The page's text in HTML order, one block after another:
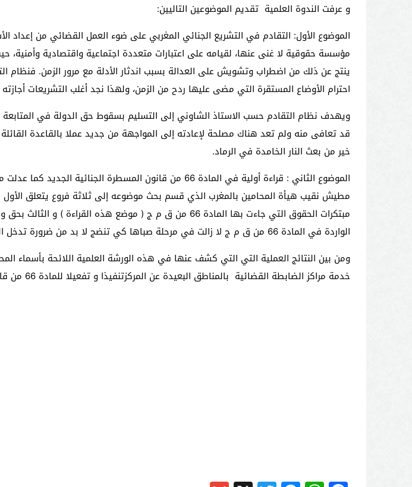
و عرفت الندوة العلمية تقديم الموضوعين التاليين:
الموضوع الأول: التقادم في التشريع الجنائي المغربي على ضوء العمل القضائي من إعداد
مؤسسة حقوقية لا غنى عنها، لقيامه على اعتبارات متعددة اجتماعية واقتصادية وأمنية،
ينتج عن ذلك من اضطراب وتشويش على العدالة بسبب اندثار الأدلة مع مرور الزمن. فنظام
احترام الأوضاع المستقرة التي مضى عليها ردح من الزمن، ولهذا نجد أغلب التشريعات
ويهدف نظام التقادم حسب الاستاذ الشاوني إلى التسليم بسقوط حق الدولة في
قد تعافى منه ولم تعد هناك مصلحة لإعادته إلى المواجهة من جديد عملا بالقاعدة
خير من بعث النار الخامدة في الرماد.
الموضوع الثاني : قراءة أولية في المادة 66 من قانون المسطرة الجنائية الجديد كما عدلت مع غيرها بالقانون رقم 35
مطيش نقيب هيأة المحامين بالمغرب الذي قسم بحث موضوعه إلى ثلاثة فروع يتعلق الأول
مبتكرات الحقوق التي جاءت بها المادة 66 من ق م ج ( موضع
الواردة في المادة 66 من ق م ج لا زالت في مرحلة صباها كي تنضج لا بد من ضرورة تدخل المشرع مرة اخرى للمزيد من الضبط و لو باستلهام التجارب و التشريعات المقارنة.
ومن بين النتائج العملية التي التي كشف عنها في هذه الورشة العلمية اللائحة
خدمة مراكز الضابطة القضائية بالمناطق البعيدة عن المركزتنفيذا و تفعيلا للمادة 66 من قانون المسطرة الجنائية.